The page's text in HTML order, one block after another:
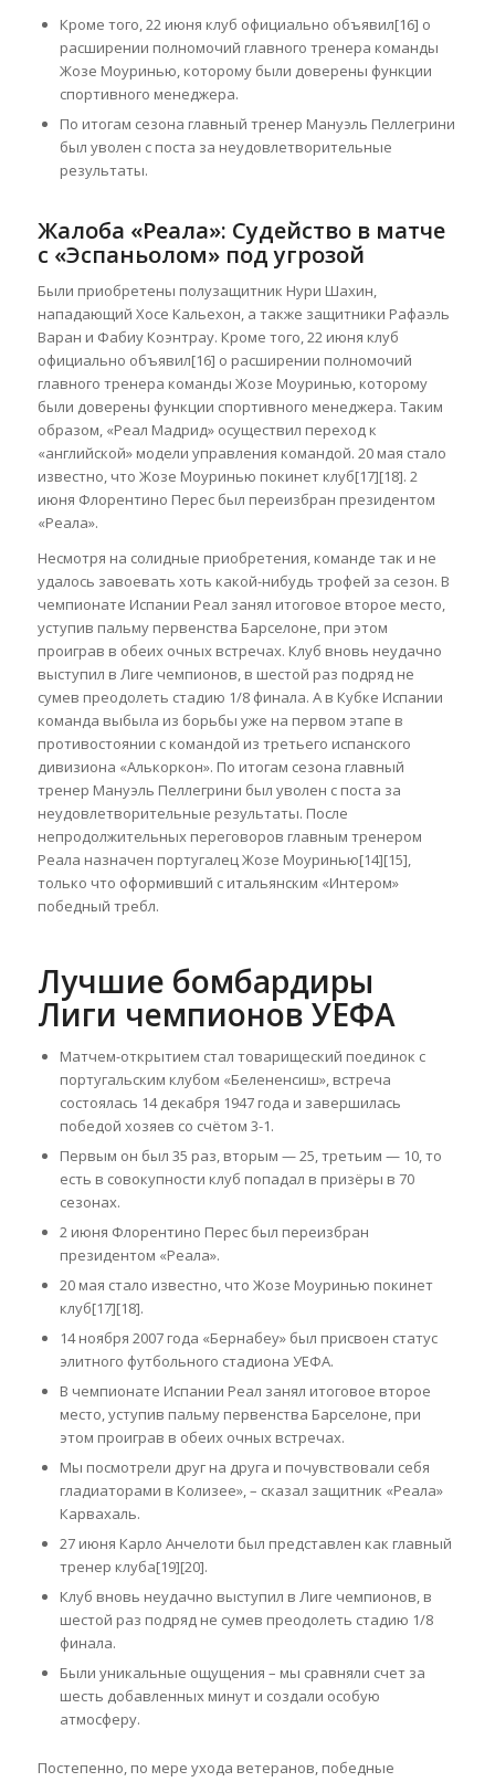
Кроме того, 22 июня клуб официально объявил[16] о
расширении полномочий главного тренера команды
Жозе Моуринью, которому были доверены функции
спортивного менеджера.
По итогам сезона главный тренер Мануэль Пеллегрини
был уволен с поста за неудовлетворительные
результаты.
Жалоба «Реала»: Судейство в матче
с «Эспаньолом» под угрозой
Были приобретены полузащитник Нури Шахин,
нападающий Хосе Кальехон, а также защитники Рафаэль
Варан и Фабиу Коэнтрау. Кроме того, 22 июня клуб
официально объявил[16] о расширении полномочий
главного тренера команды Жозе Моуринью, которому
были доверены функции спортивного менеджера. Таким
образом, «Реал Мадрид» осуществил переход к
«английской» модели управления командой. 20 мая стало
известно, что Жозе Моуринью покинет клуб[17][18]. 2
июня Флорентино Перес был переизбран президентом
«Реала».
Несмотря на солидные приобретения, команде так и не
удалось завоевать хоть какой-нибудь трофей за сезон. В
чемпионате Испании Реал занял итоговое второе место,
уступив пальму первенства Барселоне, при этом
проиграв в обеих очных встречах. Клуб вновь неудачно
выступил в Лиге чемпионов, в шестой раз подряд не
сумев преодолеть стадию 1/8 финала. А в Кубке Испании
команда выбыла из борьбы уже на первом этапе в
противостоянии с командой из третьего испанского
дивизиона «Алькоркон». По итогам сезона главный
тренер Мануэль Пеллегрини был уволен с поста за
неудовлетворительные результаты. После
непродолжительных переговоров главным тренером
Реала назначен португалец Жозе Моуринью[14][15],
только что оформивший с итальянским «Интером»
победный требл.
Лучшие бомбардиры
Лиги чемпионов УЕФА
Матчем-открытием стал товарищеский поединок с
португальским клубом «Белененсиш», встреча
состоялась 14 декабря 1947 года и завершилась
победой хозяев со счётом 3-1.
Первым он был 35 раз, вторым — 25, третьим — 10, то
есть в совокупности клуб попадал в призёры в 70
сезонах.
2 июня Флорентино Перес был переизбран
президентом «Реала».
20 мая стало известно, что Жозе Моуринью покинет
клуб[17][18].
14 ноября 2007 года «Бернабеу» был присвоен статус
элитного футбольного стадиона УЕФА.
В чемпионате Испании Реал занял итоговое второе
место, уступив пальму первенства Барселоне, при
этом проиграв в обеих очных встречах.
Мы посмотрели друг на друга и почувствовали себя
гладиаторами в Колизее», – сказал защитник «Реала»
Карвахаль.
27 июня Карло Анчелоти был представлен как главный
тренер клуба[19][20].
Клуб вновь неудачно выступил в Лиге чемпионов, в
шестой раз подряд не сумев преодолеть стадию 1/8
финала.
Были уникальные ощущения – мы сравняли счет за
шесть добавленных минут и создали особую
атмосферу.
Постепенно, по мере ухода ветеранов, победные